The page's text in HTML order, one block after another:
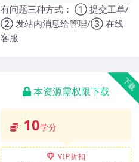
有问题三种方式： ① 提交工单/
② 发站内消息给管理/③ 在线
客服
下载
本资源需权限下载
10学分
VIP折扣